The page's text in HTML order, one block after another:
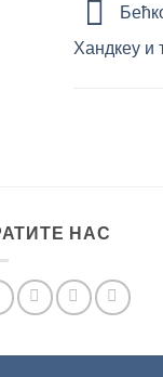
Хандкеу и
НАС